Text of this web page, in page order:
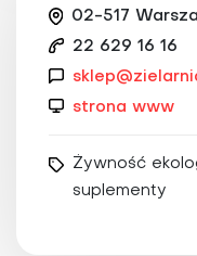
02-517
22 629 16 16
strona www
Żywność
suplementy